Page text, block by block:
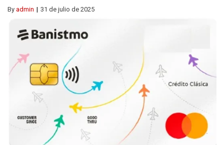
By admin 31 de julio de 2025